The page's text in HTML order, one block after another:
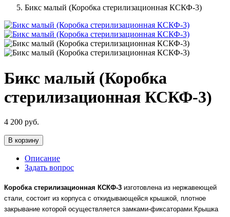
Бикс малый (Коробка стерилизационная КСКФ-3)
Бикс малый (Коробка
стерилизационная КСКФ-3)
4 200 руб.
В корзину
Описание
Задать вопрос
Коробка стерилизационная КСКФ-3 изготовлена из нержавеющей
стали, состоит из корпуса с откидывающейся крышкой, плотное
закрывание которой осуществляется замками-фиксаторами.Крышка